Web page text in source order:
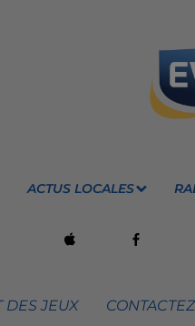
ACTUS LOCALES
DES JEUX